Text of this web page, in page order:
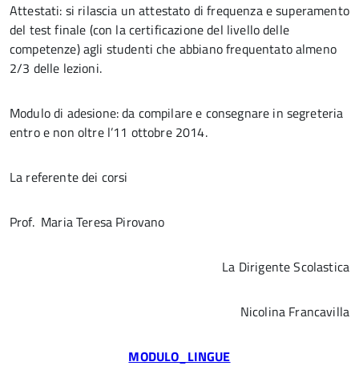
Attestati: si rilascia un attestato di frequenza e superamento
del test finale (con la certificazione del livello delle
competenze) agli studenti che abbiano frequentato almeno
2/3 delle lezioni.
Modulo di adesione: da compilare e consegnare in segreteria
entro e non oltre l’11 ottobre 2014.
La referente dei corsi
Prof. Maria Teresa Pirovano
La Dirigente Scolastica
Nicolina Francavilla
MODULO_LINGUE